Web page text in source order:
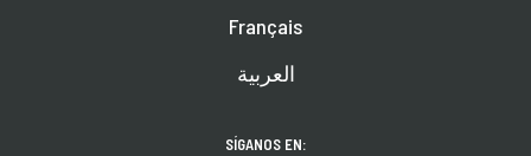
Français
العربية
SÍGANOS EN: